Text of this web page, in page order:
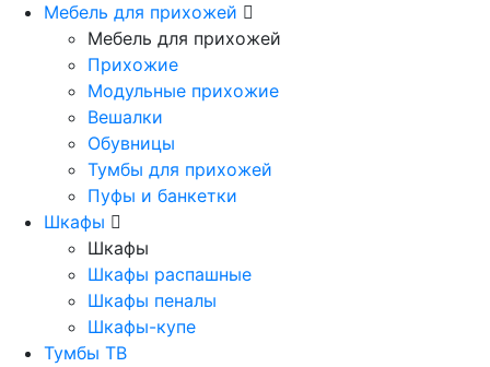
Мебель для прихожей
Мебель для прихожей
Прихожие
Модульные прихожие
Вешалки
Обувницы
Тумбы для прихожей
Пуфы и банкетки
Шкафы
Шкафы
Шкафы распашные
Шкафы пеналы
Шкафы-купе
Тумбы ТВ